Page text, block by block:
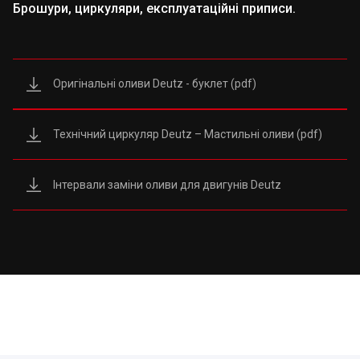
Брошури, циркуляри, експлуатаційні приписи.
Оригінальні оливи Deutz - буклет (pdf)
Технічний циркуляр Deutz – Мастильні оливи (pdf)
Інтервали заміни оливи для двигунів Deutz